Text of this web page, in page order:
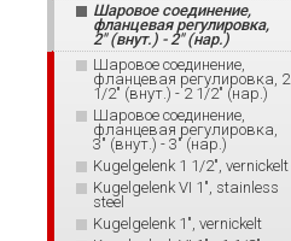
Шаровое соединение,
фланцевая регулировка,
2" (внут.) - 2" (нар.)
Шаровое соединение,
фланцевая регулировка, 2
1/2" (внут.) - 2 1/2" (нар.)
Шаровое соединение,
фланцевая регулировка,
3" (внут.) - 3" (нар.)
Kugelgelenk 1 1/2", vernickelt
Kugelgelenk VI 1", stainless
steel
Kugelgelenk 1", vernickelt